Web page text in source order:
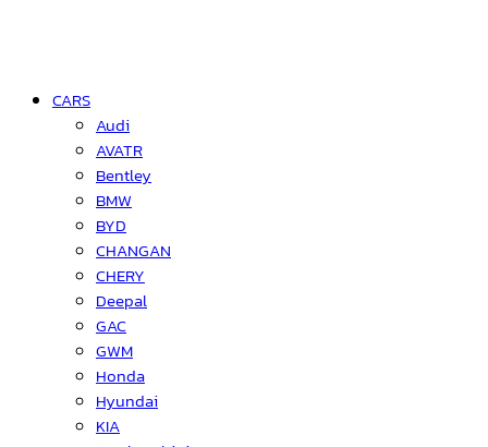
CARS
Audi
AVATR
Bentley
BMW
BYD
CHANGAN
CHERY
Deepal
GAC
GWM
Honda
Hyundai
KIA